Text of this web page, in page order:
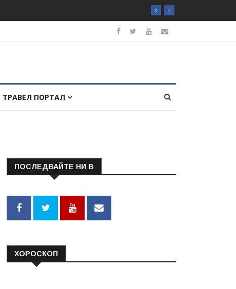
ТРАВЕЛ ПОРТАЛ
ПОСЛЕДВАЙТЕ НИ В
ХОРОСКОП